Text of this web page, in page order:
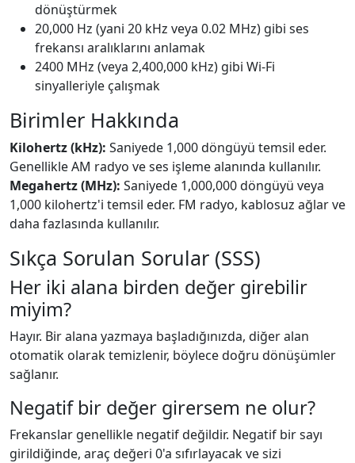
dönüştürmek
20,000 Hz (yani 20 kHz veya 0.02 MHz) gibi ses
frekansı aralıklarını anlamak
2400 MHz (veya 2,400,000 kHz) gibi Wi-Fi
sinyalleriyle çalışmak
Birimler Hakkında
Kilohertz (kHz): Saniyede 1,000 döngüyü temsil eder.
Genellikle AM radyo ve ses işleme alanında kullanılır.
Megahertz (MHz): Saniyede 1,000,000 döngüyü veya
1,000 kilohertz'i temsil eder. FM radyo, kablosuz ağlar ve
daha fazlasında kullanılır.
Sıkça Sorulan Sorular (SSS)
Her iki alana birden değer girebilir
miyim?
Hayır. Bir alana yazmaya başladığınızda, diğer alan
otomatik olarak temizlenir, böylece doğru dönüşümler
sağlanır.
Negatif bir değer girersem ne olur?
Frekanslar genellikle negatif değildir. Negatif bir sayı
girildiğinde, araç değeri 0'a sıfırlayacak ve sizi